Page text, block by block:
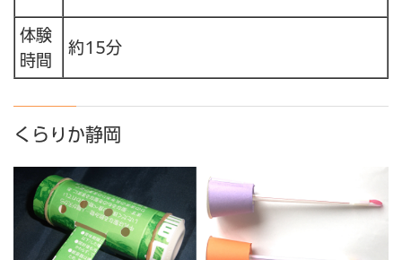
体験
時間
約15分
くらりか静岡